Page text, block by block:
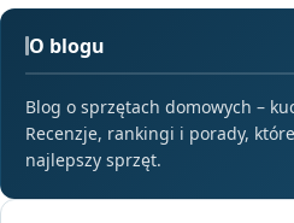
O blogu
Blog o sprzętach domowych –
Recenzje, rankingi i porady,
najlepszy sprzęt.